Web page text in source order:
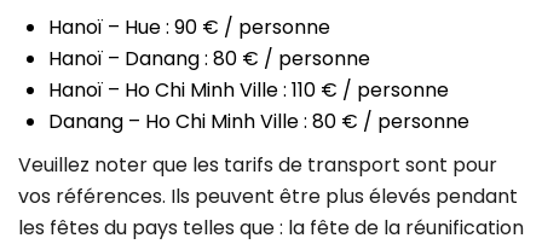
Hanoï – Hue : 90 € / personne
Hanoï – Danang : 80 € / personne
Hanoï – Ho Chi Minh Ville : 110 € / personne
Danang – Ho Chi Minh Ville : 80 € / personne
Veuillez noter que les tarifs de transport sont pour
vos références. Ils peuvent être plus élevés pendant
les fêtes du pays telles que : la fête de la réunification